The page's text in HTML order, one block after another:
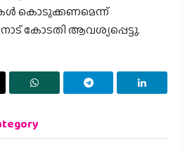
കൊടുക്കണമെന്ന്
കോടതി ആവശ്യപ്പെട്ടു.